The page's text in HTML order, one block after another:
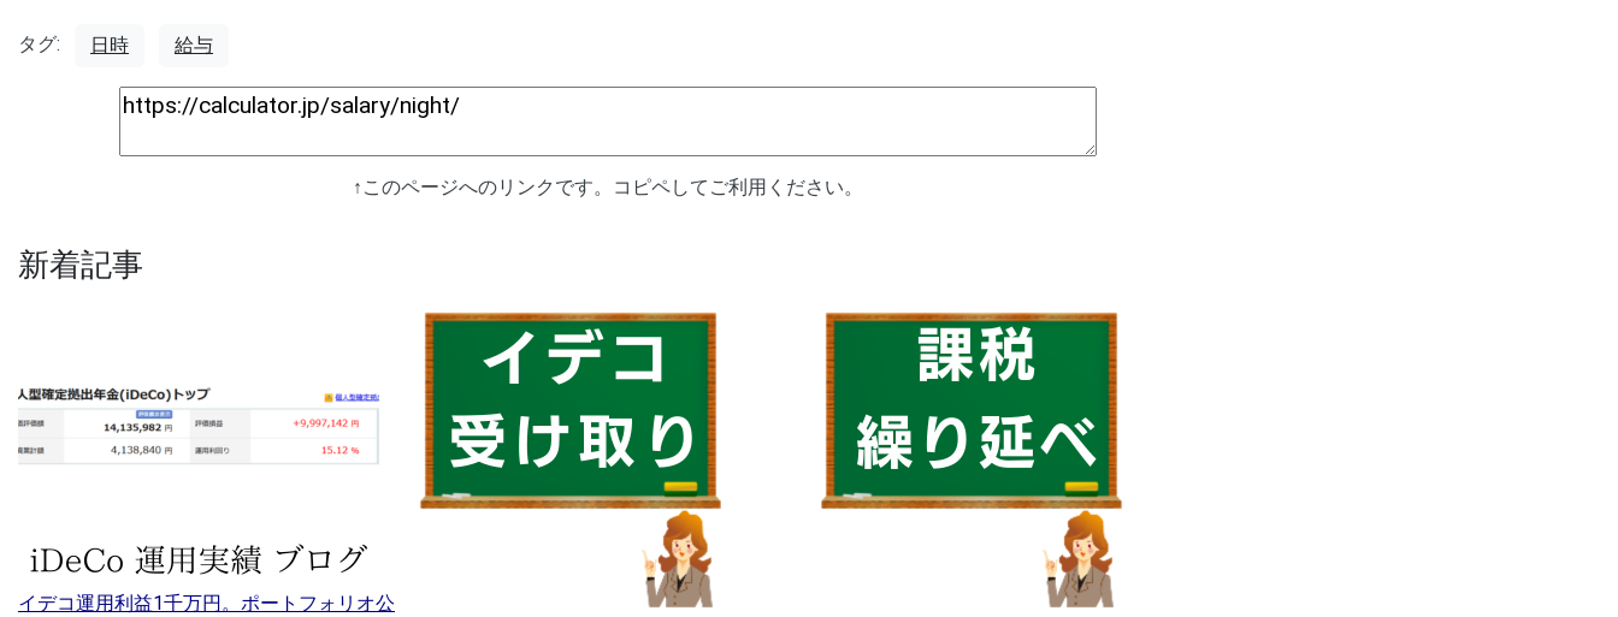
タグ: 日時 給与
↑このページへのリンクです。コピペしてご利用ください。
新着記事
イデコ運用利益1千万円。ポートフォリオ公